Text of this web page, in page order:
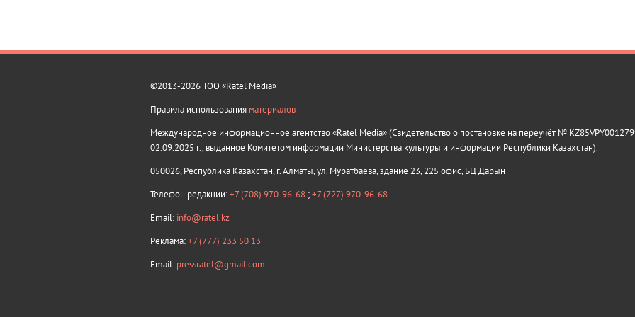
©2013-2026 ТОО «Ratel Media»
Правила использования материалов
Международное информационное агентство «Ratel Media» (Свидетельство о постановке на переучёт №
02.09.2025 г., выданное Комитетом информации Министерства культуры и информации Республики Казахстан).
050026, Республика Казахстан, г. Алматы, ул. Муратбаева, здание 23, 225 офис, БЦ Дарын
Телефон редакции:+7 (708) 970-96-68 ;+7 (727) 970-96-68
Email: info@ratel.kz
Реклама:+7 (777) 233 50 13
Email: pressratel@gmail.com